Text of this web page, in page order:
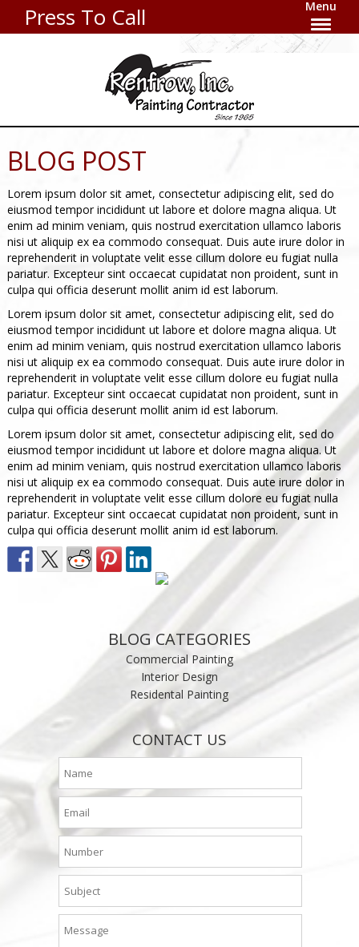
Press To Call Menu
BLOG POST
Lorem ipsum dolor sit amet, consectetur adipiscing elit, sed do
eiusmod tempor incididunt ut labore et dolore magna aliqua. Ut
enim ad minim veniam, quis nostrud exercitation ullamco laboris
nisi ut aliquip ex ea commodo consequat. Duis aute irure dolor in
reprehenderit in voluptate velit esse cillum dolore eu fugiat nulla
pariatur. Excepteur sint occaecat cupidatat non proident, sunt in
culpa qui officia deserunt mollit anim id est laborum.
Lorem ipsum dolor sit amet, consectetur adipiscing elit, sed do
eiusmod tempor incididunt ut labore et dolore magna aliqua. Ut
enim ad minim veniam, quis nostrud exercitation ullamco laboris
nisi ut aliquip ex ea commodo consequat. Duis aute irure dolor in
reprehenderit in voluptate velit esse cillum dolore eu fugiat nulla
pariatur. Excepteur sint occaecat cupidatat non proident, sunt in
culpa qui officia deserunt mollit anim id est laborum.
Lorem ipsum dolor sit amet, consectetur adipiscing elit, sed do
eiusmod tempor incididunt ut labore et dolore magna aliqua. Ut
enim ad minim veniam, quis nostrud exercitation ullamco laboris
nisi ut aliquip ex ea commodo consequat. Duis aute irure dolor in
reprehenderit in voluptate velit esse cillum dolore eu fugiat nulla
pariatur. Excepteur sint occaecat cupidatat non proident, sunt in
culpa qui officia deserunt mollit anim id est laborum.
BLOG CATEGORIES
Commercial Painting
Interior Design
Residental Painting
CONTACT US